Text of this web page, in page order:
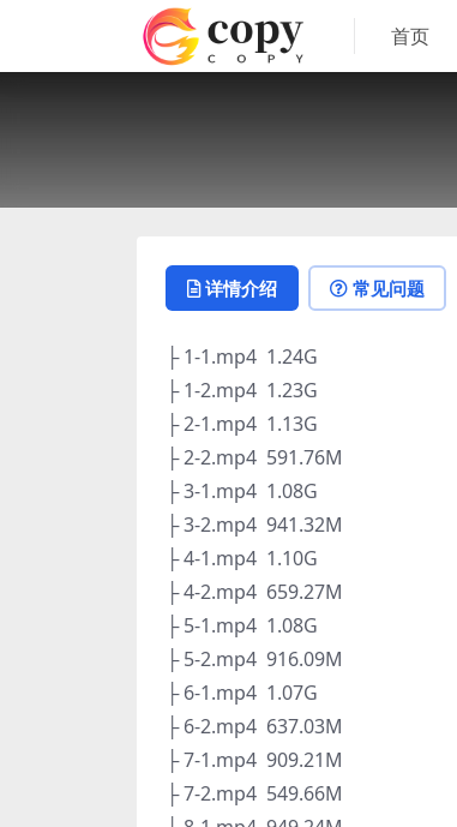
首页
详情介绍 常见问题
├ 1-1.mp4 1.24G
├ 1-2.mp4 1.23G
├ 2-1.mp4 1.13G
├ 2-2.mp4 591.76M
├ 3-1.mp4 1.08G
├ 3-2.mp4 941.32M
├ 4-1.mp4 1.10G
├ 4-2.mp4 659.27M
├ 5-1.mp4 1.08G
├ 5-2.mp4 916.09M
├ 6-1.mp4 1.07G
├ 6-2.mp4 637.03M
├ 7-1.mp4 909.21M
├ 7-2.mp4 549.66M